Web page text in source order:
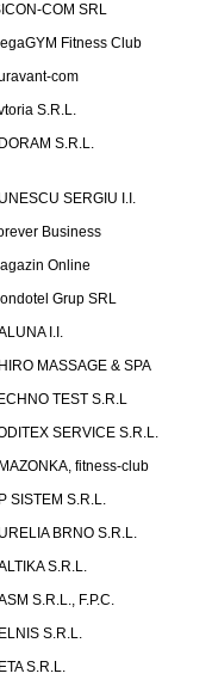
COM SRL
Fitness Club
com
S.R.L.
S.R.L.
SERGIU I.I.
Business
Online
Grup SRL
I.I.
MASSAGE & SPA
TEST S.R.L
SERVICE S.R.L.
fitness-club
SISTEM S.R.L.
BRNO S.R.L.
S.R.L.
S.R.L., F.P.C.
S.R.L.
S.R.L.